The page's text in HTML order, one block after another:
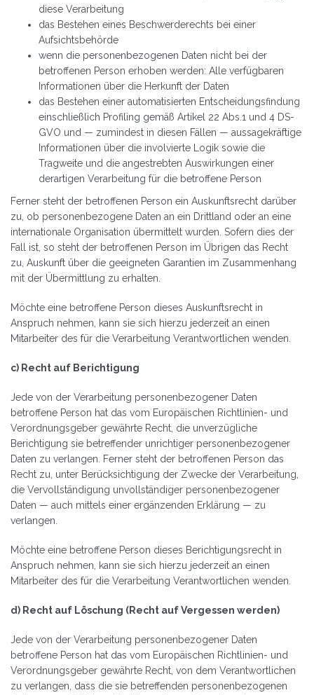
diese Verarbeitung
das Bestehen eines Beschwerderechts bei einer
Aufsichtsbehörde
wenn die personenbezogenen Daten nicht bei der
betroffenen Person erhoben werden: Alle verfügbaren
Informationen über die Herkunft der Daten
das Bestehen einer automatisierten Entscheidungsfindung
einschließlich Profiling gemäß Artikel 22 Abs.1 und 4 DS-
GVO und — zumindest in diesen Fällen — aussagekräftige
Informationen über die involvierte Logik sowie die
Tragweite und die angestrebten Auswirkungen einer
derartigen Verarbeitung für die betroffene Person
Ferner steht der betroffenen Person ein Auskunftsrecht darüber
zu, ob personenbezogene Daten an ein Drittland oder an eine
internationale Organisation übermittelt wurden. Sofern dies der
Fall ist, so steht der betroffenen Person im Übrigen das Recht
zu, Auskunft über die geeigneten Garantien im Zusammenhang
mit der Übermittlung zu erhalten.
Möchte eine betroffene Person dieses Auskunftsrecht in
Anspruch nehmen, kann sie sich hierzu jederzeit an einen
Mitarbeiter des für die Verarbeitung Verantwortlichen wenden.
c) Recht auf Berichtigung
Jede von der Verarbeitung personenbezogener Daten
betroffene Person hat das vom Europäischen Richtlinien- und
Verordnungsgeber gewährte Recht, die unverzügliche
Berichtigung sie betreffender unrichtiger personenbezogener
Daten zu verlangen. Ferner steht der betroffenen Person das
Recht zu, unter Berücksichtigung der Zwecke der Verarbeitung,
die Vervollständigung unvollständiger personenbezogener
Daten — auch mittels einer ergänzenden Erklärung — zu
verlangen.
Möchte eine betroffene Person dieses Berichtigungsrecht in
Anspruch nehmen, kann sie sich hierzu jederzeit an einen
Mitarbeiter des für die Verarbeitung Verantwortlichen wenden.
d) Recht auf Löschung (Recht auf Vergessen werden)
Jede von der Verarbeitung personenbezogener Daten
betroffene Person hat das vom Europäischen Richtlinien- und
Verordnungsgeber gewährte Recht, von dem Verantwortlichen
zu verlangen, dass die sie betreffenden personenbezogenen